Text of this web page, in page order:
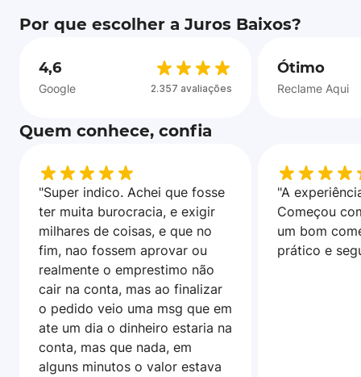
Por que escolher a Juros Baixos?
4,6
Google 2.357 avaliações
Ótimo
Reclame Aqui
Quem conhece, confia
"Super indico. Achei que fosse
ter muita burocracia, e exigir
milhares de coisas, e que no
fim, nao fossem aprovar ou
realmente o emprestimo não
cair na conta, mas ao finalizar
o pedido veio uma msg que em
ate um dia o dinheiro estaria na
conta, mas que nada, em
alguns minutos o valor estava
"A
Começou
um bom
prático e